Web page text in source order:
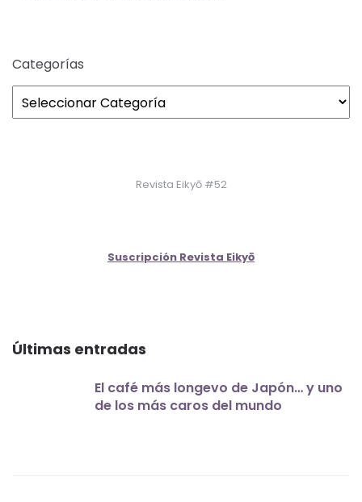
Categorías
Revista Eikyō #52
Suscripción Revista Eikyō
Últimas entradas
El café más longevo de Japón… y uno
de los más caros del mundo